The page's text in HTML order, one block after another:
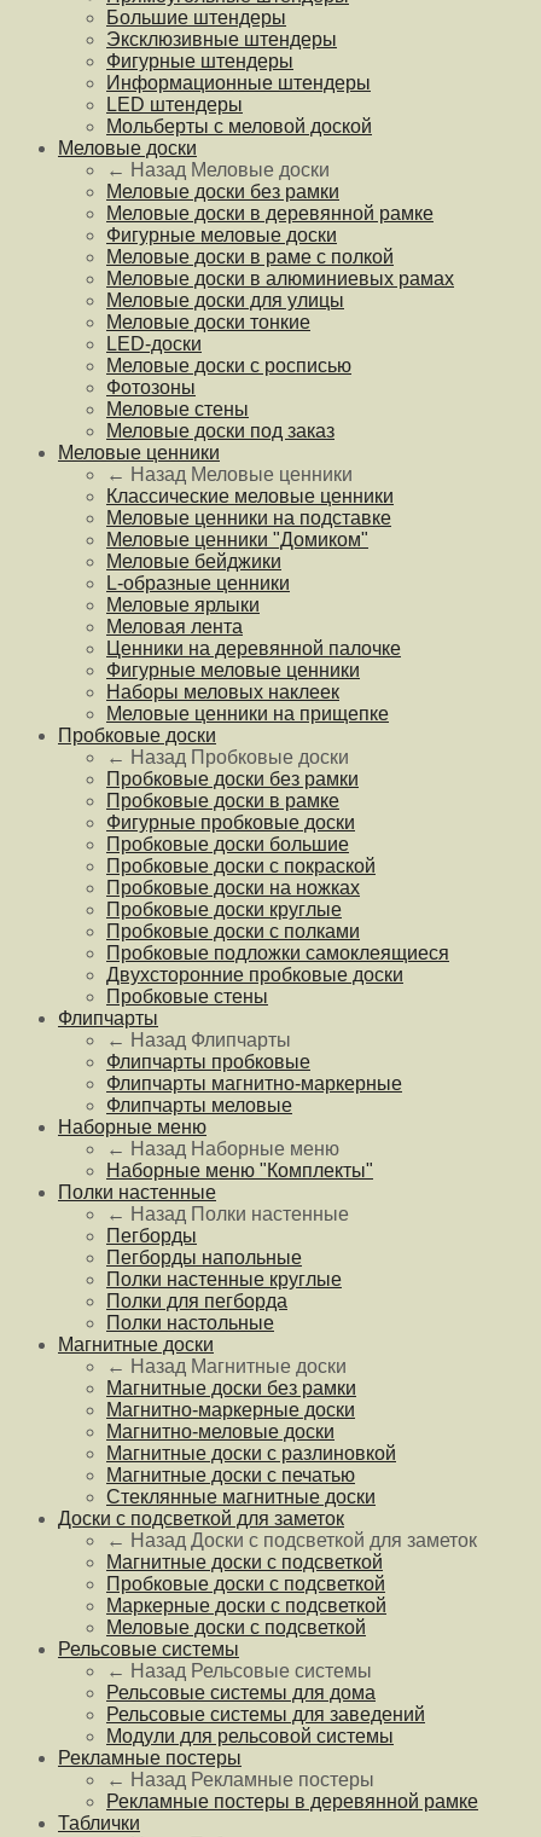
Большие штендеры
Эксклюзивные штендеры
Фигурные штендеры
Информационные штендеры
LED штендеры
Мольберты с меловой доской
Меловые доски
← Назад Меловые доски
Меловые доски без рамки
Меловые доски в деревянной рамке
Фигурные меловые доски
Меловые доски в раме с полкой
Меловые доски в алюминиевых рамах
Меловые доски для улицы
Меловые доски тонкие
LED-доски
Меловые доски с росписью
Фотозоны
Меловые стены
Меловые доски под заказ
Меловые ценники
← Назад Меловые ценники
Классические меловые ценники
Меловые ценники на подставке
Меловые ценники "Домиком"
Меловые бейджики
L-образные ценники
Меловые ярлыки
Меловая лента
Ценники на деревянной палочке
Фигурные меловые ценники
Наборы меловых наклеек
Меловые ценники на прищепке
Пробковые доски
← Назад Пробковые доски
Пробковые доски без рамки
Пробковые доски в рамке
Фигурные пробковые доски
Пробковые доски большие
Пробковые доски с покраской
Пробковые доски на ножках
Пробковые доски круглые
Пробковые доски с полками
Пробковые подложки самоклеящиеся
Двухсторонние пробковые доски
Пробковые стены
Флипчарты
← Назад Флипчарты
Флипчарты пробковые
Флипчарты магнитно-маркерные
Флипчарты меловые
Наборные меню
← Назад Наборные меню
Наборные меню "Комплекты"
Полки настенные
← Назад Полки настенные
Пегборды
Пегборды напольные
Полки настенные круглые
Полки для пегборда
Полки настольные
Магнитные доски
← Назад Магнитные доски
Магнитные доски без рамки
Магнитно-маркерные доски
Магнитно-меловые доски
Магнитные доски с разлиновкой
Магнитные доски с печатью
Стеклянные магнитные доски
Доски с подсветкой для заметок
← Назад Доски с подсветкой для заметок
Магнитные доски с подсветкой
Пробковые доски с подсветкой
Маркерные доски с подсветкой
Меловые доски с подсветкой
Рельсовые системы
← Назад Рельсовые системы
Рельсовые системы для дома
Рельсовые системы для заведений
Модули для рельсовой системы
Рекламные постеры
← Назад Рекламные постеры
Рекламные постеры в деревянной рамке
Таблички